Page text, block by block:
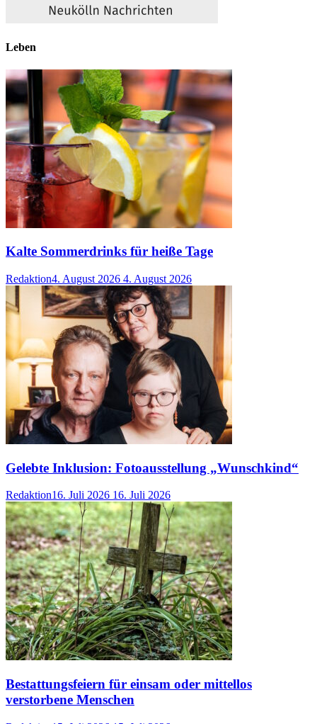
Leben
Kalte Sommerdrinks für heiße Tage
Redaktion4. August 2026 4. August 2026
Gelebte Inklusion: Fotoausstellung „Wunschkind“
Redaktion16. Juli 2026 16. Juli 2026
Bestattungsfeiern für einsam oder mittellos
verstorbene Menschen